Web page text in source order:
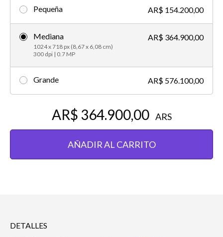
Pequeña AR$ 154.200,00
Mediana
1024 x 718 px (8,67 x 6,08 cm)
300 dpi | 0.7 MP
AR$ 364.900,00
Grande AR$ 576.100,00
AR$ 364.900,00 ARS
AÑADIR AL CARRITO
DETALLES